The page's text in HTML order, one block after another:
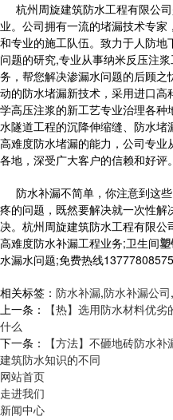
杭州周旋建筑防水工程有限公
业。公司拥有一流的堵漏技术专
和专业的施工队伍。致力于人防
问题的研究,专业从事纳米反压注
务，帮您解决渗漏水问题的后顾
动的防水堵漏新技术，采用进口
学高压注浆的新工艺专业治理各
水隧道工程的沉降伸缩缝、防水
高难度防水堵漏的能力，公司专
各地，深受广大客户的信赖和好评。
防水补漏不简单，你注意到这
疼的问题，既然要解决就一次性
决。杭州周旋建筑防水工程有限
高难度防水补漏工程业务;卫生间
水漏水问题;免费热线13777808575
相关标签： 防水补漏,防水补漏公司,
上一条：
【热】选用防水材料优
什么
下一条：
【方法】不砸地砖防水
建筑防水知识的不同
网站首页
走进我们
新闻中心